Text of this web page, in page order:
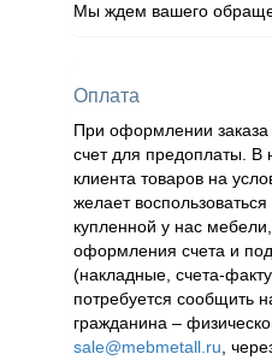
Мы ждем вашего
Оплата
При оформлении
счет для предоплаты. В
клиента товаров на
желает
купленной у нас
оформления счета и
(накладные, счета-
потребуется сообщить
гражданина –
sale@mebmetall.ru,